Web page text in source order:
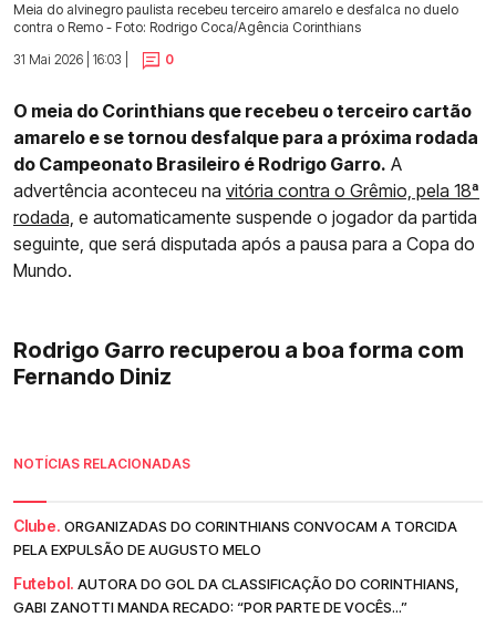
Meia do alvinegro paulista recebeu terceiro amarelo e desfalca no duelo
contra o Remo - Foto: Rodrigo Coca/Agência Corinthians
31 Mai 2026 | 16:03 |
0
O meia do Corinthians que recebeu o terceiro cartão
amarelo e se tornou desfalque para a próxima rodada
do Campeonato Brasileiro é Rodrigo Garro. A
advertência aconteceu na vitória contra o Grêmio, pela 18ª
rodada, e automaticamente suspende o jogador da partida
seguinte, que será disputada após a pausa para a Copa do
Mundo.
Rodrigo Garro recuperou a boa forma com
Fernando Diniz
NOTÍCIAS RELACIONADAS
Clube. ORGANIZADAS DO CORINTHIANS CONVOCAM A TORCIDA
PELA EXPULSÃO DE AUGUSTO MELO
Futebol. AUTORA DO GOL DA CLASSIFICAÇÃO DO CORINTHIANS,
GABI ZANOTTI MANDA RECADO: “POR PARTE DE VOCÊS...”